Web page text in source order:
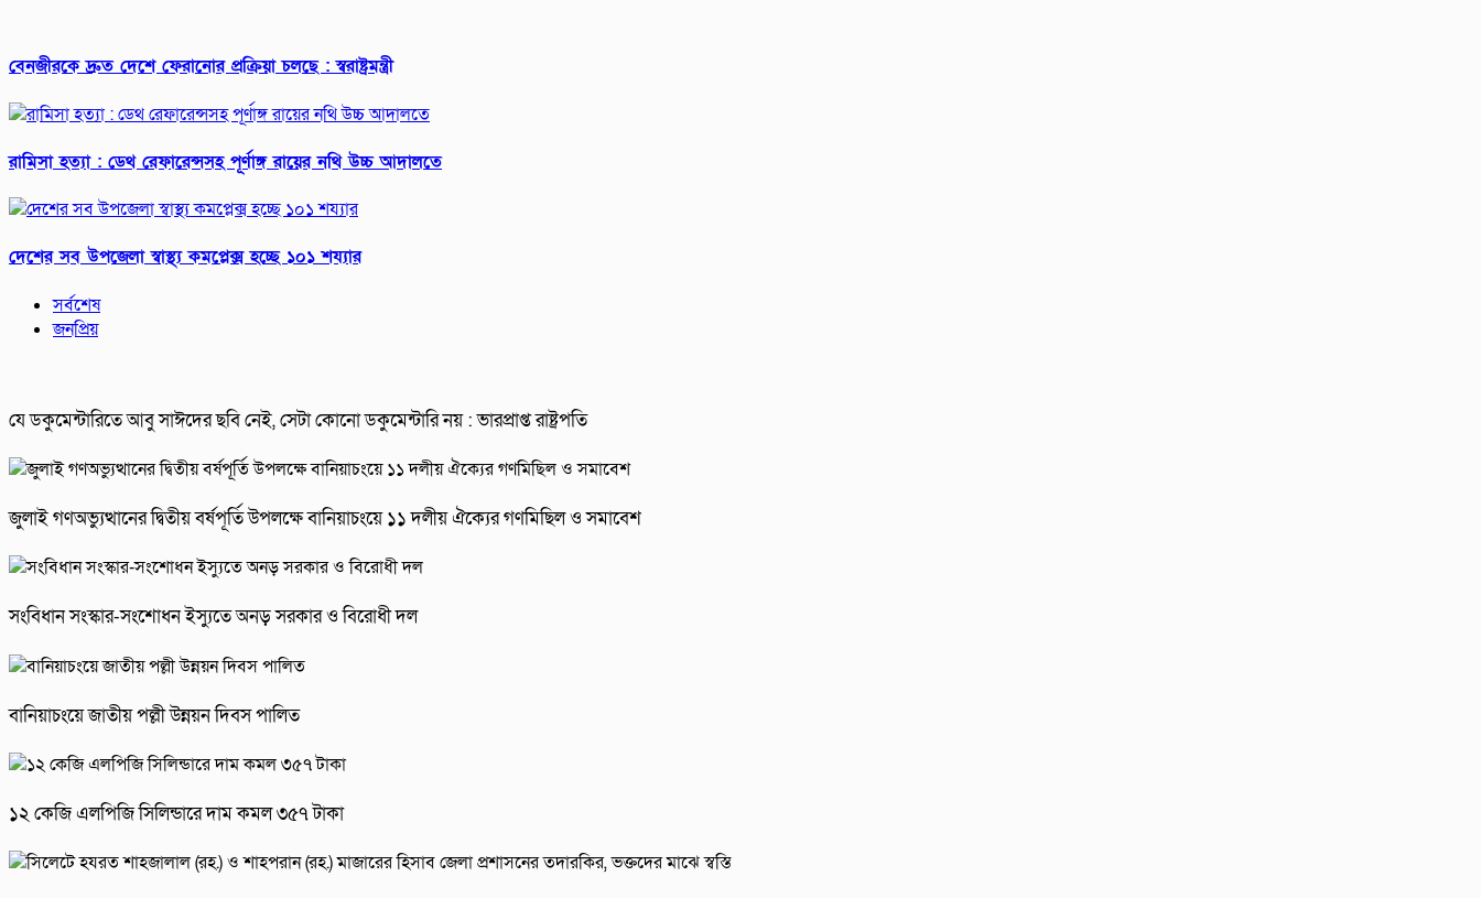
বেনজীরকে দ্রুত দেশে ফেরানোর প্রক্রিয়া চলছে : স্বরাষ্ট্রমন্ত্রী
রামিসা হত্যা : ডেথ রেফারেন্সসহ পূর্ণাঙ্গ রায়ের নথি উচ্চ আদালতে
দেশের সব উপজেলা স্বাস্থ্য কমপ্লেক্স হচ্ছে ১০১ শয্যার
সর্বশেষ
জনপ্রিয়
যে ডকুমেন্টারিতে আবু সাঈদের ছবি নেই, সেটা কোনো ডকুমেন্টারি নয় : ভারপ্রাপ্ত রাষ্ট্রপতি
জুলাই গণঅভ্যুত্থানের দ্বিতীয় বর্ষপূর্তি উপলক্ষে বানিয়াচংয়ে ১১ দলীয় ঐক্যের গণমিছিল ও সমাবেশ
সংবিধান সংস্কার-সংশোধন ইস্যুতে অনড় সরকার ও বিরোধী দল
বানিয়াচংয়ে জাতীয় পল্লী উন্নয়ন দিবস পালিত
১২ কেজি এলপিজি সিলিন্ডারে দাম কমল ৩৫৭ টাকা